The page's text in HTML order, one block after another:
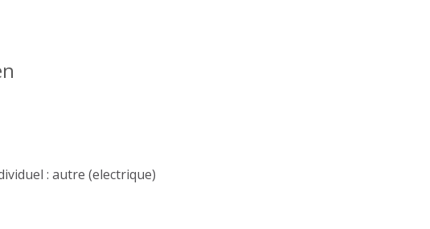
: autre (electrique)